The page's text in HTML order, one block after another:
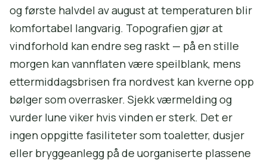
og første halvdel av august at temperaturen blir
komfortabel langvarig. Topografien gjør at
vindforhold kan endre seg raskt — på en stille
morgen kan vannflaten være speilblank, mens
ettermiddagsbrisen fra nordvest kan kverne opp
bølger som overrasker. Sjekk værmelding og
vurder lune viker hvis vinden er sterk. Det er
ingen oppgitte fasiliteter som toaletter, dusjer
eller bryggeanlegg på de uorganiserte plassene